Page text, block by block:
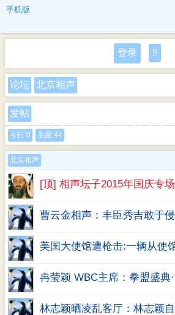
手机版
登录 !!
论坛 北京相声
发帖
今日:0 主题:44
北京相声
[顶] 相声坛子2015年国庆专场